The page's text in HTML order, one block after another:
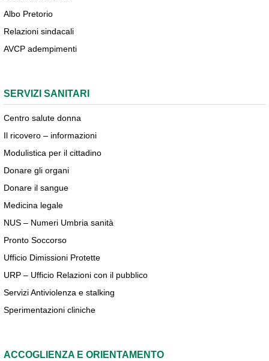
Albo Pretorio
Relazioni sindacali
AVCP adempimenti
SERVIZI SANITARI
Centro salute donna
Il ricovero – informazioni
Modulistica per il cittadino
Donare gli organi
Donare il sangue
Medicina legale
NUS – Numeri Umbria sanità
Pronto Soccorso
Ufficio Dimissioni Protette
URP – Ufficio Relazioni con il pubblico
Servizi Antiviolenza e stalking
Sperimentazioni cliniche
ACCOGLIENZA E ORIENTAMENTO